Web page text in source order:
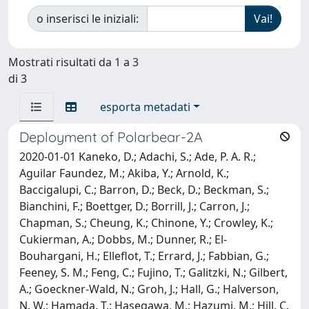
o inserisci le iniziali:
Mostrati risultati da 1 a 3
di 3
esporta metadati
Deployment of Polarbear-2A
2020-01-01 Kaneko, D.; Adachi, S.; Ade, P. A. R.;
Aguilar Faundez, M.; Akiba, Y.; Arnold, K.;
Baccigalupi, C.; Barron, D.; Beck, D.; Beckman, S.;
Bianchini, F.; Boettger, D.; Borrill, J.; Carron, J.;
Chapman, S.; Cheung, K.; Chinone, Y.; Crowley, K.;
Cukierman, A.; Dobbs, M.; Dunner, R.; El-
Bouhargani, H.; Elleflot, T.; Errard, J.; Fabbian, G.;
Feeney, S. M.; Feng, C.; Fujino, T.; Galitzki, N.; Gilbert,
A.; Goeckner-Wald, N.; Groh, J.; Hall, G.; Halverson,
N. W.; Hamada, T.; Hasegawa, M.; Hazumi, M.; Hill, C.